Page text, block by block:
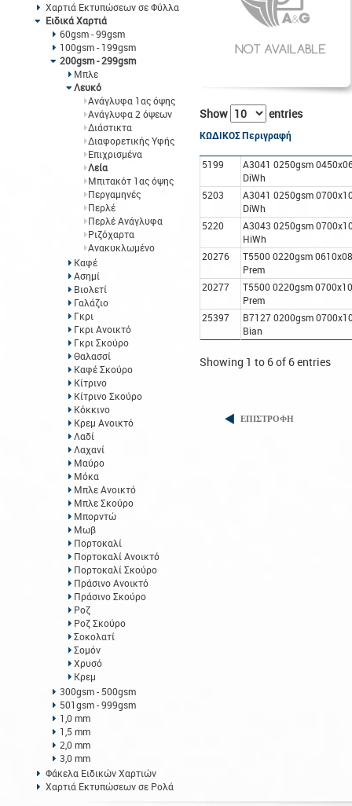
Χαρτιά Εκτυπώσεων σε Φύλλα
Ειδικά Χαρτιά
60gsm - 99gsm
100gsm - 199gsm
200gsm - 299gsm
Μπλε
Λευκό
Ανάγλυφα 1ας όψης
Ανάγλυφα 2 όψεων
Διάστικτα
Διαφορετικής Υφής
Επιχρισμένα
Λεία
Μπιτακότ 1ας όψης
Περγαμηνές
Περλέ
Περλέ Ανάγλυφα
Ριζόχαρτα
Ανακυκλωμένο
Καφέ
Ασημί
Βιολετί
Γαλάζιο
Γκρι
Γκρι Ανοικτό
Γκρι Σκούρο
Θαλασσί
Καφέ Σκούρο
Κίτρινο
Κίτρινο Σκούρο
Κόκκινο
Κρεμ Ανοικτό
Λαδί
Λαχανί
Μαύρο
Μόκα
Μπλε Ανοικτό
Μπλε Σκούρο
Μπορντώ
Μωβ
Πορτοκαλί
Πορτοκαλί Ανοικτό
Πορτοκαλί Σκούρο
Πράσινο Ανοικτό
Πράσινο Σκούρο
Ροζ
Ροζ Σκούρο
Σοκολατί
Σομόν
Χρυσό
Κρεμ
300gsm - 500gsm
501gsm - 999gsm
1,0 mm
1,5 mm
2,0 mm
3,0 mm
Φάκελα Ειδικών Χαρτιών
Χαρτιά Εκτυπώσεων σε Ρολά
Show entries
ΚΩΔΙΚΟΣΠεριγραφή
5199
A3041 0250gsm
DiWh
5203
A3041 0250gsm
DiWh
5220
A3043 0250gsm
HiWh
20276
T5500 0220gsm
Prem
20277
T5500 0220gsm
Prem
25397
B7127 0200gsm
Bian
Showing 1 to 6 of 6 entries
ΕΠΙΣΤΡΟΦΗ